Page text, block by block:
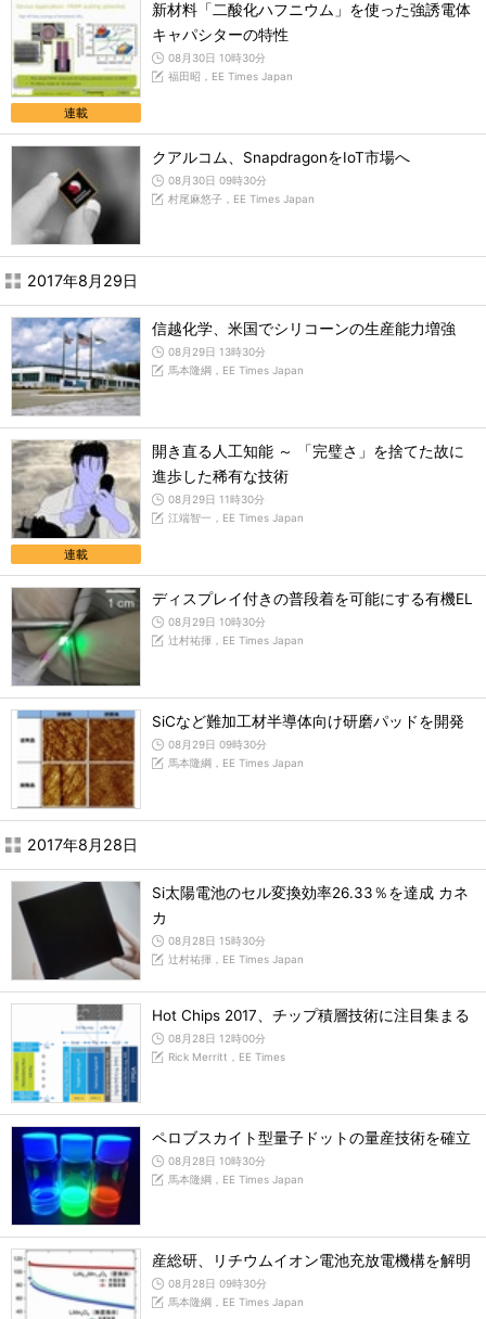
連載
新材料「二酸化ハフニウム」を使った強誘電体
キャパシターの特性
08月30日 10時30分
福田昭，EE Times Japan
クアルコム、SnapdragonをIoT市場へ
08月30日 09時30分
村尾麻悠子，EE Times Japan
2017年8月29日
信越化学、米国でシリコーンの生産能力増強
08月29日 13時30分
馬本隆綱，EE Times Japan
連載
開き直る人工知能 ～ 「完璧さ」を捨てた故に
進歩した稀有な技術
08月29日 11時30分
江端智一，EE Times Japan
ディスプレイ付きの普段着を可能にする有機EL
08月29日 10時30分
辻村祐揮，EE Times Japan
SiCなど難加工材半導体向け研磨パッドを開発
08月29日 09時30分
馬本隆綱，EE Times Japan
2017年8月28日
Si太陽電池のセル変換効率26.33％を達成 カネ
カ
08月28日 15時30分
辻村祐揮，EE Times Japan
Hot Chips 2017、チップ積層技術に注目集まる
08月28日 12時00分
Rick Merritt，EE Times
ペロブスカイト型量子ドットの量産技術を確立
08月28日 10時30分
馬本隆綱，EE Times Japan
産総研、リチウムイオン電池充放電機構を解明
08月28日 09時30分
馬本隆綱，EE Times Japan